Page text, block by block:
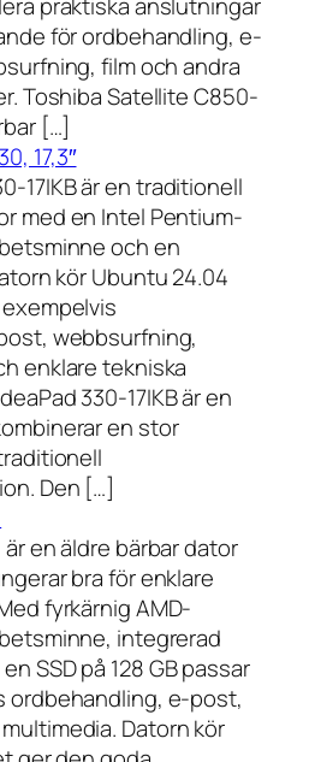
för ordbehandling, e-
film och andra
Toshiba Satellite C850-
[…]
17,3″
17IKB är en traditionell
med en Intel Pentium-
och en
kör Ubuntu 24.04
webbsurfning,
enklare tekniska
330-17IKB är en
en stor
Den […]
en äldre bärbar dator
bra för enklare
fyrkärnig AMD-
integrerad
SSD på 128 GB passar
ordbehandling, e-post,
Datorn kör